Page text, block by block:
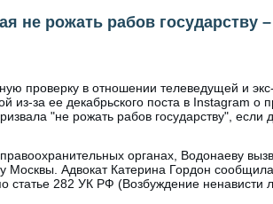
не рожать рабов государству
проверку в отношении телеведущей и
за ее декабрьского поста в Instagram о
"не рожать рабов государству", если
органах, Водонаеву
Адвокат Катерина Гордон
статье 282 УК РФ (Возбуждение ненависти